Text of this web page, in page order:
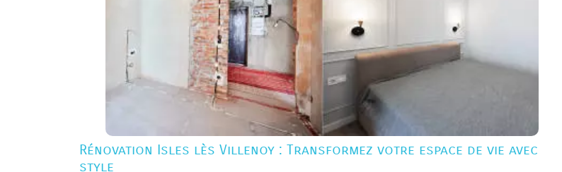
Rénovation Isles lès Villenoy : Transformez votre espace de vie avec
style